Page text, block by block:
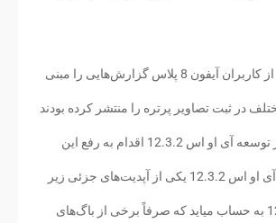
تا پیش از این برخی از کاربران آیفون 8 پلاس گزارش‌هایی را مبنی
در ثبت تصاویر پرتره را منتشر کرده بودند
و حالا شرکت اپل در توسعه آی او اس 12.3.2 اقدام به رفع این
مشکل کرده است. آی او اس 12.3.2 یکی از آپدیت‌های جزئی زیر
شاخه آی او اس 12.3 به حساب میاید که صرفاً برخی از باگ‌های